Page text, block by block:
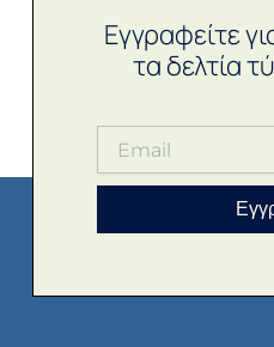
Εγγραφείτε
τα δελτία